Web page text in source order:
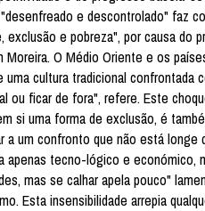
e descontrolado" faz
exclusão e pobreza", por causa
Moreira. O Médio Oriente e os
uma cultura tradicional
ou ficar de fora", refere. Este
si uma forma de exclusão, é
a um confronto que não está
tecno-lógico e económico,
mas se calhar apela pouco"
Esta insensibilidade arrepia